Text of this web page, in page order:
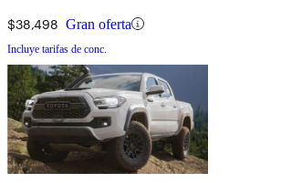
$38,498 Gran oferta
Incluye tarifas de conc.